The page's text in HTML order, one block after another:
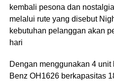
kembali pesona dan
melalui rute yang disebut
kebutuhan pelanggan akan
hari
Dengan menggunakan 4
Benz OH1626 berkapasitas